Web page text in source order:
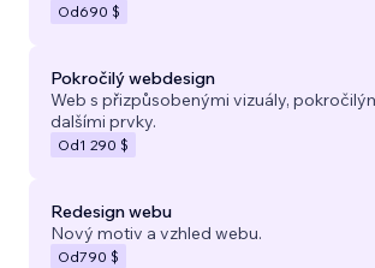
Od690 $
Pokročilý webdesign
Web s přizpůsobenými vizuály,
dalšími prvky.
Od1 290 $
Redesign webu
Nový motiv a vzhled webu.
Od790 $